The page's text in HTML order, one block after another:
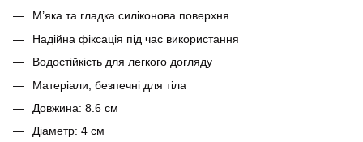
М’яка та гладка силіконова поверхня
Надійна фіксація під час використання
Водостійкість для легкого догляду
Матеріали, безпечні для тіла
Довжина: 8.6 см
Діаметр: 4 см